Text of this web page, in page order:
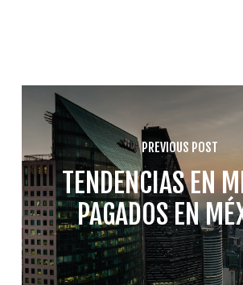
PREVIOUS POST
TENDENCIAS EN
PAGADOS EN